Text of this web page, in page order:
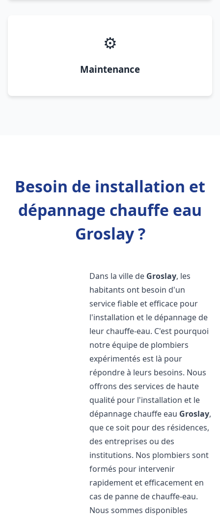
⚙️
Maintenance
Besoin de installation et
dépannage chauffe eau
Groslay ?
Dans la ville de Groslay, les
habitants ont besoin d'un
service fiable et efficace pour
l'installation et le dépannage de
leur chauffe-eau. C'est pourquoi
notre équipe de plombiers
expérimentés est là pour
répondre à leurs besoins. Nous
offrons des services de haute
qualité pour l'installation et le
dépannage chauffe eau Groslay,
que ce soit pour des résidences,
des entreprises ou des
institutions. Nos plombiers sont
formés pour intervenir
rapidement et efficacement en
cas de panne de chauffe-eau.
Nous sommes disponibles